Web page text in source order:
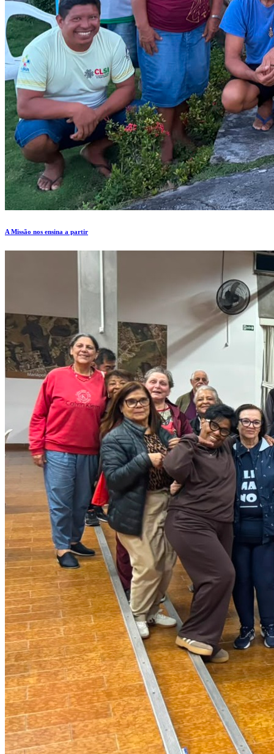
A Missão nos ensina a partir